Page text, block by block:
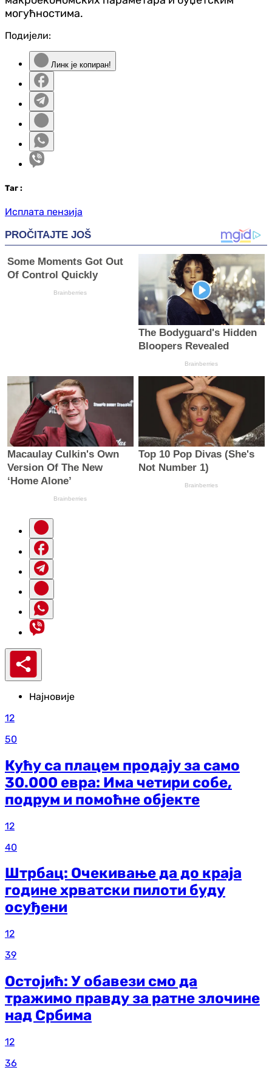
могућностима.
Подијели:
Линк је копиран!
Таг :
Исплата пензија
Најновије
12
50
Кућу са плацем продају за само
30.000 евра: Има четири собе,
подрум и помоћне објекте
12
40
Штрбац: Очекивање да до краја
године хрватски пилоти буду
осуђени
12
39
Остојић: У обавези смо да
тражимо правду за ратне злочине
над Србима
12
36